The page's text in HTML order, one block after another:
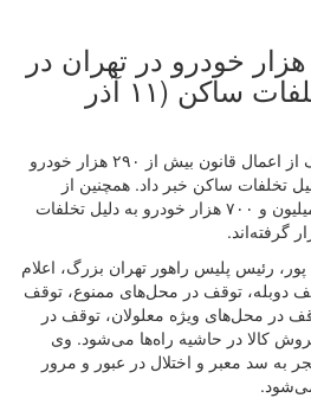
قانون ۲۹۰ هزار خودرو در تهران در
آذرماه به دلیل تخلفات ساکن (۱۱ آذر
رئیس پلیس راهور تهران بزرگ از اعمال قانون بیش از ۲۹۰ هزار خودرو
تخلفات ساکن خبر داد. همچنین از
ابتدای سال تاکنون بیش از ۶ میلیون و ۷۰۰ هزار خودرو به دلیل تخلفات
رئیس پلیس راهور تهران بزرگ، اعلام
توقف در محل‌های ممنوع، توقف
در محل‌های ویژه معلولان، توقف در
کالا در حاشیه راه‌ها می‌شود. وی
سد معبر و اختلال در عبور و مرور